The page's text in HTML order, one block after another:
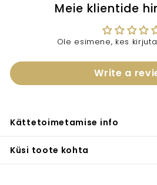
Meie klientide
Ole esimene, kes
Write a
Kättetoimetamise info
Küsi toote kohta